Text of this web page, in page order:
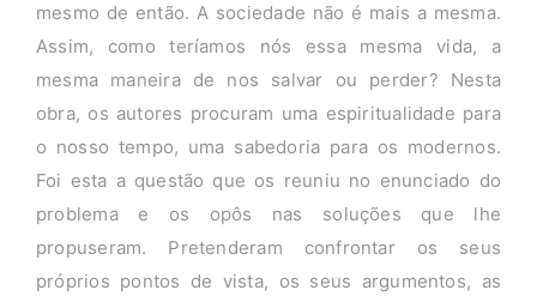
mesmo de então. A sociedade não é mais a mesma.
Assim, como teríamos nós essa mesma vida, a
mesma maneira de nos salvar ou perder? Nesta
obra, os autores procuram uma espiritualidade para
o nosso tempo, uma sabedoria para os modernos.
Foi esta a questão que os reuniu no enunciado do
problema e os opôs nas soluções que lhe
propuseram. Pretenderam confrontar os seus
próprios pontos de vista, os seus argumentos, as